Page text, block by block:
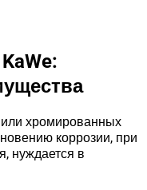
или хромированных
коррозии, при
нуждается в